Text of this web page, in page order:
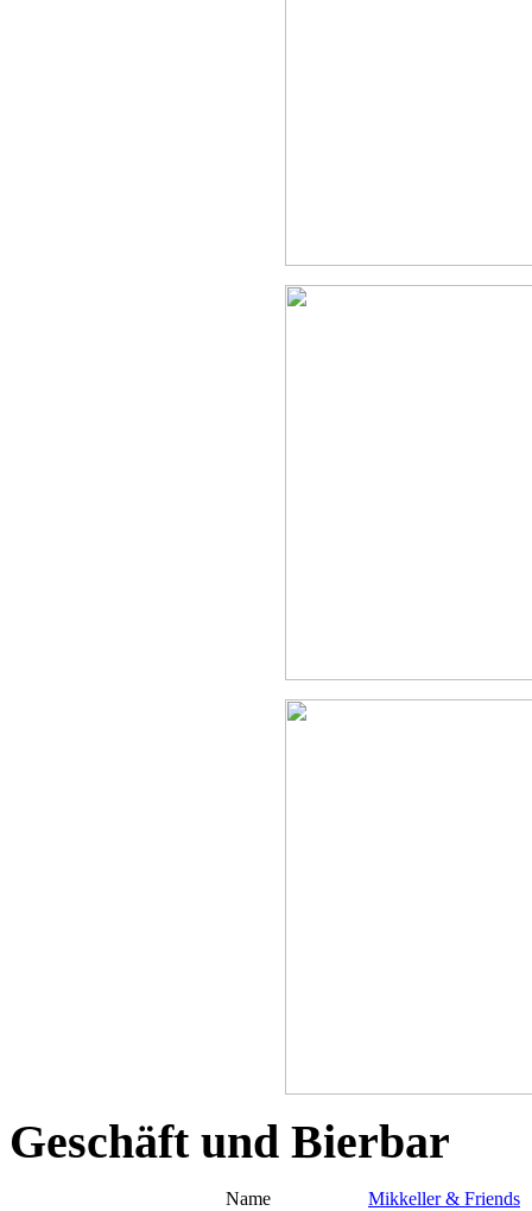
Geschäft und Bierbar
Name
Mikkeller & Friends